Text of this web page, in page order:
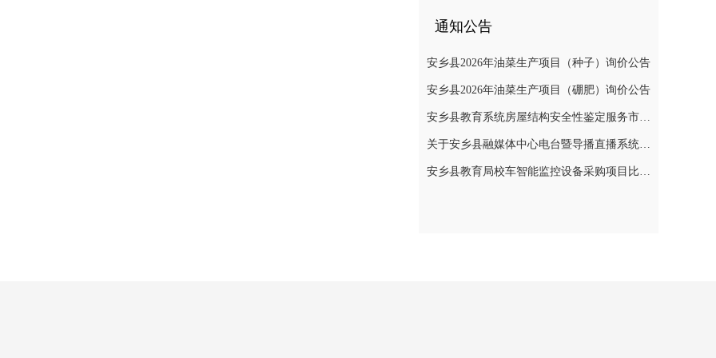
通知公告
安乡县2026年油菜生产项目（种子）询价公告
安乡县2026年油菜生产项目（硼肥）询价公告
安乡县教育系统房屋结构安全性鉴定服务市场价格调查公告
关于安乡县融媒体中心电台暨导播直播系统建设项目公开询价公告
安乡县教育局校车智能监控设备采购项目比选公告